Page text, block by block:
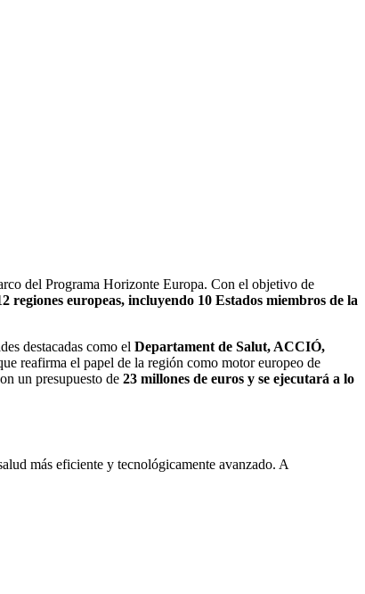
del Programa Horizonte Europa. Con el objetivo de
regiones europeas, incluyendo 10 Estados miembros de la
destacadas como el Departament de Salut, ACCIÓ,
reafirma el papel de la región como motor europeo de
un presupuesto de 23 millones de euros y se ejecutará a lo
más eficiente y tecnológicamente avanzado. A